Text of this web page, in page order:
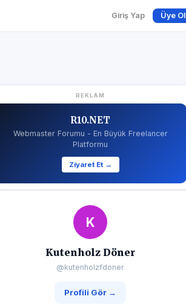
Giriş Yap Üye Ol
REKLAM
R10.NET
Webmaster Forumu - En Büyük Freelancer
Platformu
Ziyaret Et →
K
Kutenholz Döner
@kutenholzfdoner
Profili Gör →